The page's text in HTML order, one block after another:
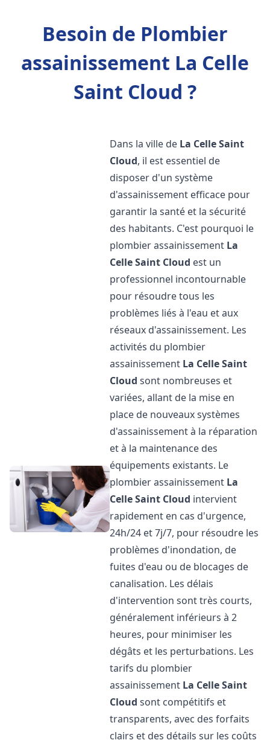
Besoin de Plombier
assainissement La Celle
Saint Cloud ?
Dans la ville de La Celle Saint
Cloud, il est essentiel de
disposer d'un système
d'assainissement efficace pour
garantir la santé et la sécurité
des habitants. C'est pourquoi le
plombier assainissement La
Celle Saint Cloud est un
professionnel incontournable
pour résoudre tous les
problèmes liés à l'eau et aux
réseaux d'assainissement. Les
activités du plombier
assainissement La Celle Saint
Cloud sont nombreuses et
variées, allant de la mise en
place de nouveaux systèmes
d'assainissement à la réparation
et à la maintenance des
équipements existants. Le
plombier assainissement La
Celle Saint Cloud intervient
rapidement en cas d'urgence,
24h/24 et 7j/7, pour résoudre les
problèmes d'inondation, de
fuites d'eau ou de blocages de
canalisation. Les délais
d'intervention sont très courts,
généralement inférieurs à 2
heures, pour minimiser les
dégâts et les perturbations. Les
tarifs du plombier
assainissement La Celle Saint
Cloud sont compétitifs et
transparents, avec des forfaits
clairs et des détails sur les coûts